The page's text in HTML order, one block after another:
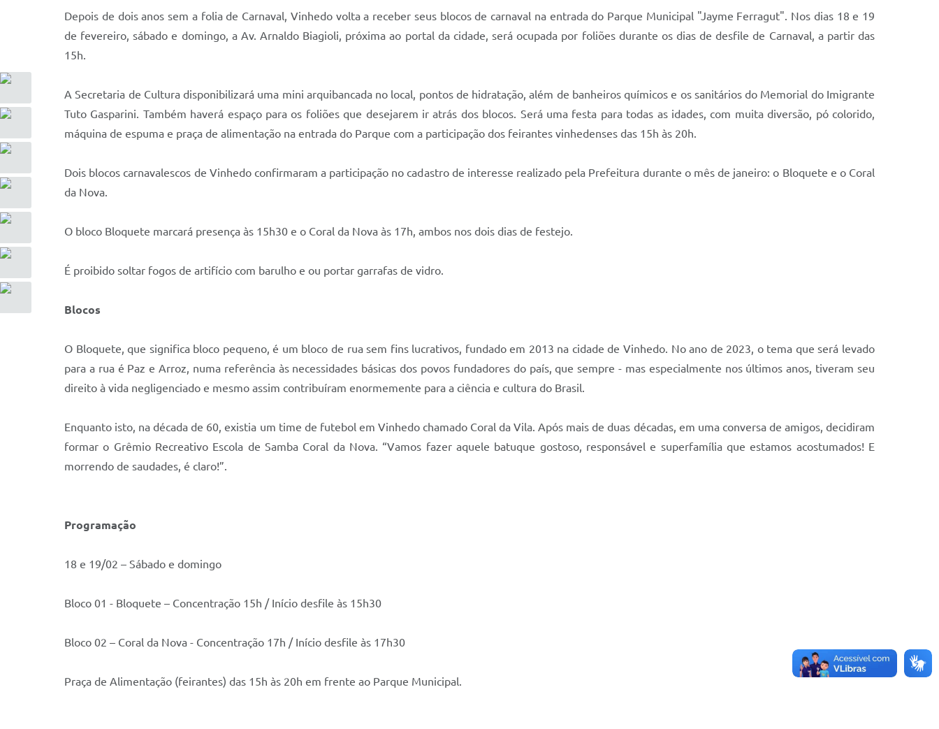
Depois de dois anos sem a folia de Carnaval, Vinhedo volta a receber seus blocos de carnaval na entrada do Parque Municipal "Jayme Ferragut". Nos dias 18 e 19
de fevereiro, sábado e domingo, a Av. Arnaldo Biagioli, próxima ao portal da cidade, será ocupada por foliões durante os dias de desfile de Carnaval, a partir das
15h.
A Secretaria de Cultura disponibilizará uma mini arquibancada no local, pontos de hidratação, além de banheiros químicos e os sanitários do Memorial do Imigrante
Tuto Gasparini. Também haverá espaço para os foliões que desejarem ir atrás dos blocos. Será uma festa para todas as idades, com muita diversão, pó colorido,
máquina de espuma e praça de alimentação na entrada do Parque com a participação dos feirantes vinhedenses das 15h às 20h.
Dois blocos carnavalescos de Vinhedo confirmaram a participação no cadastro de interesse realizado pela Prefeitura durante o mês de janeiro: o Bloquete e o Coral
da Nova.
O bloco Bloquete marcará presença às 15h30 e o Coral da Nova às 17h, ambos nos dois dias de festejo.
É proibido soltar fogos de artifício com barulho e ou portar garrafas de vidro.
Blocos
O Bloquete, que significa bloco pequeno, é um bloco de rua sem fins lucrativos, fundado em 2013 na cidade de Vinhedo. No ano de 2023, o tema que será levado
para a rua é Paz e Arroz, numa referência às necessidades básicas dos povos fundadores do país, que sempre - mas especialmente nos últimos anos, tiveram seu
direito à vida negligenciado e mesmo assim contribuíram enormemente para a ciência e cultura do Brasil.
Enquanto isto, na década de 60, existia um time de futebol em Vinhedo chamado Coral da Vila. Após mais de duas décadas, em uma conversa de amigos, decidiram
formar o Grêmio Recreativo Escola de Samba Coral da Nova. “Vamos fazer aquele batuque gostoso, responsável e superfamília que estamos acostumados! E
morrendo de saudades, é claro!”.
Programação
18 e 19/02 – Sábado e domingo
Bloco 01 - Bloquete – Concentração 15h / Início desfile às 15h30
Bloco 02 – Coral da Nova - Concentração 17h / Início desfile às 17h30
Praça de Alimentação (feirantes) das 15h às 20h em frente ao Parque Municipal.